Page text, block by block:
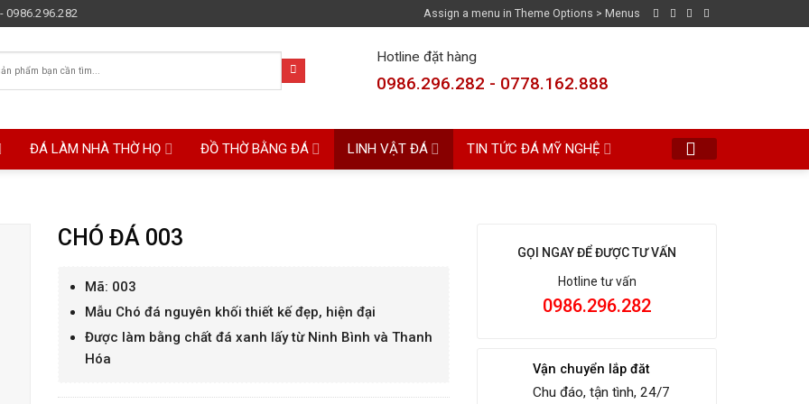
0986.296.282 Assign a menu in Theme Options > Menus
Hotline đặt hàng
0986.296.282 - 0778.162.888
ĐÁ LÀM NHÀ THỜ HỌ ĐỒ THỜ BẰNG ĐÁ LINH VẬT ĐÁ TIN TỨC ĐÁ MỸ NGHỆ
CHÓ ĐÁ 003
Mã: 003
Mẫu Chó đá nguyên khối thiết kế đẹp, hiện đại
Được làm bằng chất đá xanh lấy từ Ninh Bình và Thanh
Hóa
GỌI NGAY ĐỂ ĐƯỢC TƯ VẤN
Hotline tư vấn
0986.296.282
Vận chuyển lắp đăt
Chu đáo, tận tình, 24/7